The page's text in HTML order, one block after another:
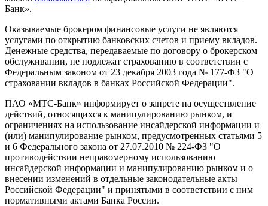
Банк».
Оказываемые брокером финансовые услуги не являются
услугами по открытию банковских счетов и приему вкладов.
Денежные средства, передаваемые по договору о брокерском
обслуживании, не подлежат страхованию в соответствии с
Федеральным законом от 23 декабря 2003 года № 177-ФЗ "О
страховании вкладов в банках Российской Федерации".
ПАО «МТС-Банк» информирует о запрете на осуществление
действий, относящихся к манипулированию рынком, и
ограничениях на использование инсайдерской информации и
(или) манипулирование рынком, предусмотренных статьями 5
и 6 Федерального закона от 27.07.2010 № 224-ФЗ "О
противодействии неправомерному использованию
инсайдерской информации и манипулированию рынком и о
внесении изменений в отдельные законодательные акты
Российской Федерации" и принятыми в соответствии с ним
нормативными актами Банка России.